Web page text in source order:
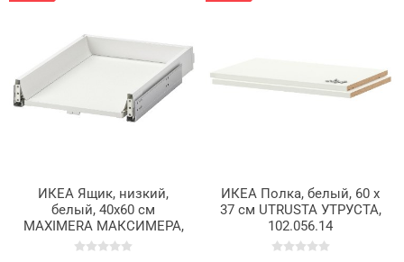
ИКЕА Ящик, низкий,
белый, 40x60 см
MAXIMERA МАКСИМЕРА,
602.214.47
ИКЕА Полка, белый, 60 x
37 см UTRUSTA УТРУСТА,
102.056.14